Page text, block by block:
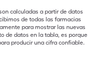
calculadas a partir de datos
de todas las farmacias
para mostrar las nuevas
de datos en la tabla, es porque
producir una cifra confiable.